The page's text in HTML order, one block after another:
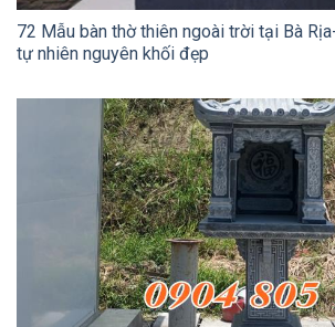
72 Mẫu bàn thờ thiên ngoài trời tại Bà
tự nhiên nguyên khối đẹp